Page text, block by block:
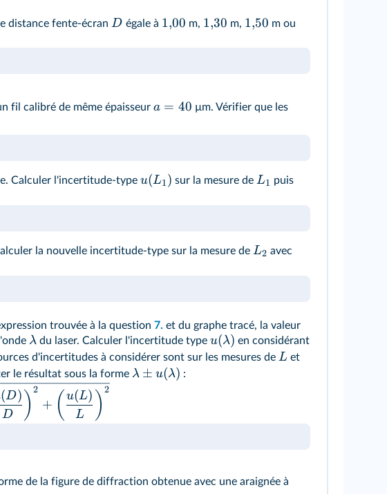
distance fente‑écran D égale à 1,00 m, 1,30 m, 1,50 m ou
fil calibré de même épaisseur a = 40 µm. Vérifier que les
Calculer l'incertitude-type u(L1) sur la mesure de L1 puis
la nouvelle incertitude-type sur la mesure de L2 avec
trouvée à la question 7. et du graphe tracé, la valeur
λ du laser. Calculer l'incertitude type u(λ) en considérant
d'incertitudes à considérer sont sur les mesures de L et
le résultat sous la forme λ ± u(λ) :
D
(D) ) 2
+ ( L
u(L) ) 2
de la figure de diffraction obtenue avec une araignée à